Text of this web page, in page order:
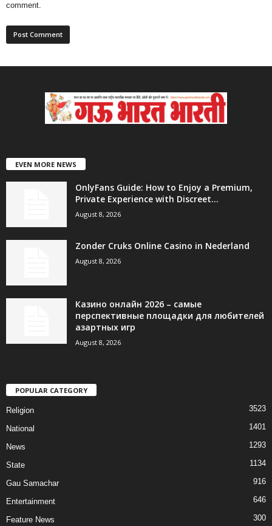
comment.
EVEN MORE NEWS
OnlyFans Guide: How to Enjoy a Premium,
Private Experience with Discreet...
August 8, 2026
Zonder Cruks Online Casino in Nederland
August 8, 2026
Казино онлайн 2026 – самые
перспективные площадки для любителей
азартных игр
August 8, 2026
POPULAR CATEGORY
Religion 3523
National 1401
News 1293
State 1134
Gau Samachar 916
Entertainment 646
Feature News 300